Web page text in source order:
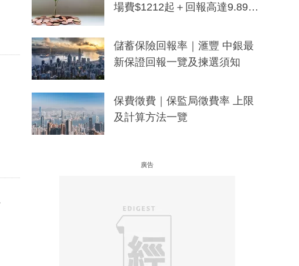
場費$1212起＋回報高達9.89
儲蓄保險回報率｜滙豐 中銀最
新保證回報一覽及揀選須知
保費徵費｜保監局徵費率 上限
及計算方法一覽
廣告